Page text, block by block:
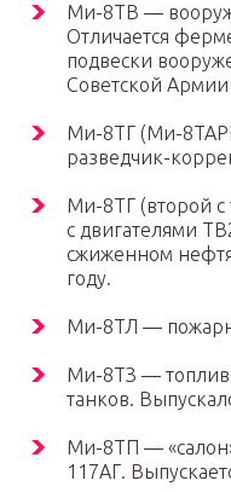
Ми-8ТВ —
Отличается
подвески
Советской Армии
Ми-8ТГ (Ми-
разведчик-
Ми-8ТГ (второй
с двигателями
сжиженном
году.
Ми-8ТЛ —
Ми-8ТЗ —
танков.
Ми-8ТП —
117АГ.